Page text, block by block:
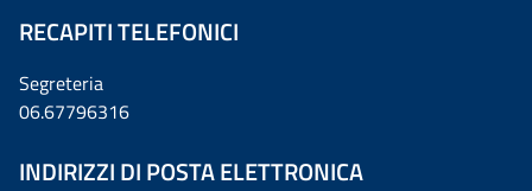
RECAPITI TELEFONICI
Segreteria
06.67796316
INDIRIZZI DI POSTA ELETTRONICA